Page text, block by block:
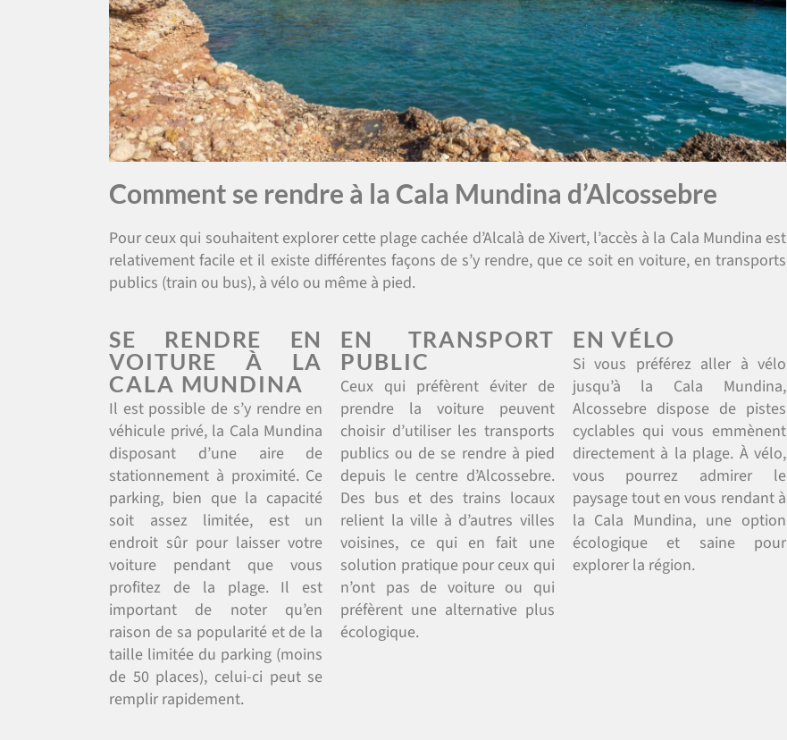
Comment se rendre à la Cala Mundina d’Alcossebre
Pour ceux qui souhaitent explorer cette plage cachée d’Alcalà de Xivert, l’accès à la Cala Mundina est
relativement facile et il existe différentes façons de s’y rendre, que ce soit en voiture, en transports
publics (train ou bus), à vélo ou même à pied.
SE RENDRE EN
VOITURE À LA
CALA MUNDINA
Il est possible de s’y rendre en
véhicule privé, la Cala Mundina
disposant d’une aire de
stationnement à proximité. Ce
parking, bien que la capacité
soit assez limitée, est un
endroit sûr pour laisser votre
voiture pendant que vous
profitez de la plage. Il est
important de noter qu’en
raison de sa popularité et de la
taille limitée du parking (moins
de 50 places), celui-ci peut se
remplir rapidement.
EN TRANSPORT
PUBLIC
Ceux qui préfèrent éviter de
prendre la voiture peuvent
choisir d’utiliser les transports
publics ou de se rendre à pied
depuis le centre d’Alcossebre.
Des bus et des trains locaux
relient la ville à d’autres villes
voisines, ce qui en fait une
solution pratique pour ceux qui
n’ont pas de voiture ou qui
préfèrent une alternative plus
écologique.
EN VÉLO
Si vous préférez aller à vélo
jusqu’à la Cala Mundina,
Alcossebre dispose de pistes
cyclables qui vous emmènent
directement à la plage. À vélo,
vous pourrez admirer le
paysage tout en vous rendant à
la Cala Mundina, une option
écologique et saine pour
explorer la région.